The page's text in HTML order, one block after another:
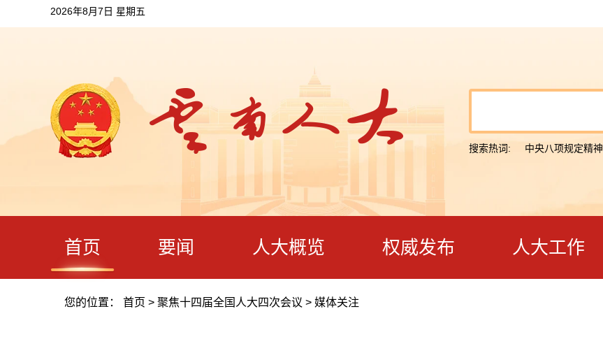
2026年8月7日 星期五
搜索热词: 中央八项规定精神
首页 要闻 人大概览 权威发布 人大工作
您的位置： 首页 > 聚焦十四届全国人大四次会议 > 媒体关注